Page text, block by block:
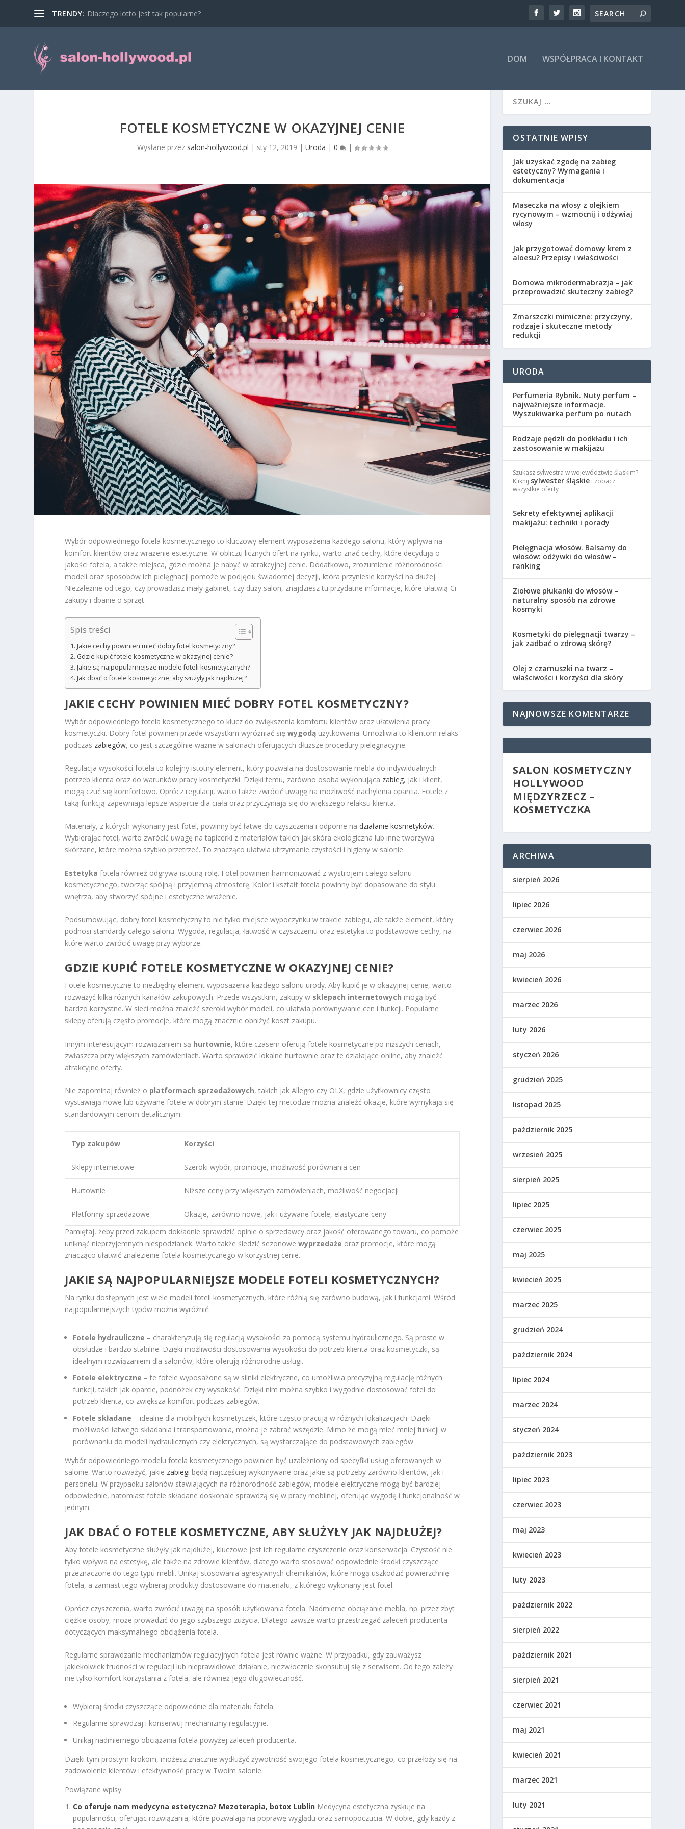
TRENDY: Dlaczego lotto jest tak popularne?
DOM WSPÓŁPRACA I KONTAKT
FOTELE KOSMETYCZNE W OKAZYJNEJ CENIE
Wysłane przez salon-hollywood.pl | sty 12, 2019 | Uroda | 0 |
Wybór odpowiedniego fotela kosmetycznego to kluczowy element wyposażenia każdego salonu, który wpływa na
komfort klientów oraz wrażenie estetyczne. W obliczu licznych ofert na rynku, warto znać cechy, które decydują o
jakości fotela, a także miejsca, gdzie można je nabyć w atrakcyjnej cenie. Dodatkowo, zrozumienie różnorodności
modeli oraz sposobów ich pielęgnacji pomoże w podjęciu świadomej decyzji, która przyniesie korzyści na dłużej.
Niezależnie od tego, czy prowadzisz mały gabinet, czy duży salon, znajdziesz tu przydatne informacje, które ułatwią Ci
zakupy i dbanie o sprzęt.
Spis treści
Jakie cechy powinien mieć dobry fotel kosmetyczny?
Gdzie kupić fotele kosmetyczne w okazyjnej cenie?
Jakie są najpopularniejsze modele foteli kosmetycznych?
Jak dbać o fotele kosmetyczne, aby służyły jak najdłużej?
JAKIE CECHY POWINIEN MIEĆ DOBRY FOTEL KOSMETYCZNY?
Wybór odpowiedniego fotela kosmetycznego to klucz do zwiększenia komfortu klientów oraz ułatwienia pracy
kosmetyczki. Dobry fotel powinien przede wszystkim wyróżniać sięwygodą użytkowania. Umożliwia to klientom relaks
podczas zabiegów, co jest szczególnie ważne w salonach oferujących dłuższe procedury pielęgnacyjne.
Regulacja wysokości fotela to kolejny istotny element, który pozwala na dostosowanie mebla do indywidualnych
potrzeb klienta oraz do warunków pracy kosmetyczki. Dzięki temu, zarówno osoba wykonująca zabieg, jak i klient,
mogą czuć się komfortowo. Oprócz regulacji, warto także zwrócić uwagę na możliwość nachylenia oparcia. Fotele z
taką funkcją zapewniają lepsze wsparcie dla ciała oraz przyczyniają się do większego relaksu klienta.
Materiały, z których wykonany jest fotel, powinny być łatwe do czyszczenia i odporne na działanie kosmetyków.
Wybierając fotel, warto zwrócić uwagę na tapicerki z materiałów takich jak skóra ekologiczna lub inne tworzywa
skórzane, które można szybko przetrzeć. To znacząco ułatwia utrzymanie czystości i higieny w salonie.
Estetyka fotela również odgrywa istotną rolę. Fotel powinien harmonizować z wystrojem całego salonu
kosmetycznego, tworząc spójną i przyjemną atmosferę. Kolor i kształt fotela powinny być dopasowane do stylu
wnętrza, aby stworzyć spójne i estetyczne wrażenie.
Podsumowując, dobry fotel kosmetyczny to nie tylko miejsce wypoczynku w trakcie zabiegu, ale także element, który
podnosi standardy całego salonu. Wygoda, regulacja, łatwość w czyszczeniu oraz estetyka to podstawowe cechy, na
które warto zwrócić uwagę przy wyborze.
GDZIE KUPIĆ FOTELE KOSMETYCZNE W OKAZYJNEJ CENIE?
Fotele kosmetyczne to niezbędny element wyposażenia każdego salonu urody. Aby kupić je w okazyjnej cenie, warto
rozważyć kilka różnych kanałów zakupowych. Przede wszystkim, zakupy w sklepach internetowych mogą być
bardzo korzystne. W sieci można znaleźć szeroki wybór modeli, co ułatwia porównywanie cen i funkcji. Popularne
sklepy oferują często promocje, które mogą znacznie obniżyć koszt zakupu.
Innym interesującym rozwiązaniem są hurtownie, które czasem oferują fotele kosmetyczne po niższych cenach,
zwłaszcza przy większych zamówieniach. Warto sprawdzić lokalne hurtownie oraz te działające online, aby znaleźć
atrakcyjne oferty.
Nie zapominaj również o platformach sprzedażowych, takich jak Allegro czy OLX, gdzie użytkownicy często
wystawiają nowe lub używane fotele w dobrym stanie. Dzięki tej metodzie można znaleźć okazje, które wymykają się
standardowym cenom detalicznym.
Typ zakupów Korzyści
Sklepy internetowe Szeroki wybór, promocje, możliwość porównania cen
Hurtownie Niższe ceny przy większych zamówieniach, możliwość negocjacji
Platformy sprzedażowe
Okazje, zarówno nowe, jak i używane fotele, elastyczne ceny
Pamiętaj, żeby przed zakupem dokładnie sprawdzić opinie o sprzedawcy oraz jakość oferowanego towaru, co pomoże
uniknąć nieprzyjemnych niespodzianek. Warto także śledzić sezonowewyprzedaże oraz promocje, które mogą
znacząco ułatwić znalezienie fotela kosmetycznego w korzystnej cenie.
JAKIE SĄ NAJPOPULARNIEJSZE MODELE FOTELI KOSMETYCZNYCH?
Na rynku dostępnych jest wiele modeli foteli kosmetycznych, które różnią się zarówno budową, jak i funkcjami. Wśród
najpopularniejszych typów można wyróżnić:
Fotele hydrauliczne – charakteryzują się regulacją wysokości za pomocą systemu hydraulicznego. Są proste w
obsłudze i bardzo stabilne. Dzięki możliwości dostosowania wysokości do potrzeb klienta oraz kosmetyczki, są
idealnym rozwiązaniem dla salonów, które oferują różnorodne usługi.
Fotele elektryczne – te fotele wyposażone są w silniki elektryczne, co umożliwia precyzyjną regulację różnych
funkcji, takich jak oparcie, podnóżek czy wysokość. Dzięki nim można szybko i wygodnie dostosować fotel do
potrzeb klienta, co zwiększa komfort podczas zabiegów.
Fotele składane – idealne dla mobilnych kosmetyczek, które często pracują w różnych lokalizacjach. Dzięki
możliwości łatwego składania i transportowania, można je zabrać wszędzie. Mimo że mogą mieć mniej funkcji w
porównaniu do modeli hydraulicznych czy elektrycznych, są wystarczające do podstawowych zabiegów.
Wybór odpowiedniego modelu fotela kosmetycznego powinien być uzależniony od specyfiki usług oferowanych w
salonie. Warto rozważyć, jakie zabiegi będą najczęściej wykonywane oraz jakie są potrzeby zarówno klientów, jak i
personelu. W przypadku salonów stawiających na różnorodność zabiegów, modele elektryczne mogą być bardziej
odpowiednie, natomiast fotele składane doskonale sprawdzą się w pracy mobilnej, oferując wygodę i funkcjonalność w
jednym.
JAK DBAĆ O FOTELE KOSMETYCZNE, ABY SŁUŻYŁY JAK NAJDŁUŻEJ?
Aby fotele kosmetyczne służyły jak najdłużej, kluczowe jest ich regularne czyszczenie oraz konserwacja. Czystość nie
tylko wpływa na estetykę, ale także na zdrowie klientów, dlatego warto stosować odpowiednie środki czyszczące
przeznaczone do tego typu mebli. Unikaj stosowania agresywnych chemikaliów, które mogą uszkodzić powierzchnię
fotela, a zamiast tego wybieraj produkty dostosowane do materiału, z którego wykonany jest fotel.
Oprócz czyszczenia, warto zwrócić uwagę na sposób użytkowania fotela. Nadmierne obciążanie mebla, np. przez zbyt
ciężkie osoby, może prowadzić do jego szybszego zużycia. Dlatego zawsze warto przestrzegać zaleceń producenta
dotyczących maksymalnego obciążenia fotela.
Regularne sprawdzanie mechanizmów regulacyjnych fotela jest równie ważne. W przypadku, gdy zauważysz
jakiekolwiek trudności w regulacji lub nieprawidłowe działanie, niezwłocznie skonsultuj się z serwisem. Od tego zależy
nie tylko komfort korzystania z fotela, ale również jego długowieczność.
Wybieraj środki czyszczące odpowiednie dla materiału fotela.
Regularnie sprawdzaj i konserwuj mechanizmy regulacyjne.
Unikaj nadmiernego obciążania fotela powyżej zaleceń producenta.
Dzięki tym prostym krokom, możesz znacznie wydłużyć żywotność swojego fotela kosmetycznego, co przełoży się na
zadowolenie klientów i efektywność pracy w Twoim salonie.
Powiązane wpisy:
Co oferuje nam medycyna estetyczna? Mezoterapia, botox Lublin Medycyna estetyczna zyskuje na
popularności, oferując rozwiązania, które pozwalają na poprawę wyglądu oraz samopoczucia. W dobie, gdy każdy z
OSTATNIE WPISY
Jak uzyskać zgodę na zabieg
estetyczny? Wymagania i
dokumentacja
Maseczka na włosy z olejkiem
rycynowym – wzmocnij i odżywiaj
włosy
Jak przygotować domowy krem z
aloesu? Przepisy i właściwości
Domowa mikrodermabrazja – jak
przeprowadzić skuteczny zabieg?
Zmarszczki mimiczne: przyczyny,
rodzaje i skuteczne metody
redukcji
URODA
Perfumeria Rybnik. Nuty perfum –
najważniejsze informacje.
Wyszukiwarka perfum po nutach
Rodzaje pędzli do podkładu i ich
zastosowanie w makijażu
Szukasz sylwestra w województwie śląskim?
Kliknij sylwester śląskie i zobacz
wszystkie oferty
Sekrety efektywnej aplikacji
makijażu: techniki i porady
Pielęgnacja włosów. Balsamy do
włosów: odżywki do włosów –
ranking
Ziołowe płukanki do włosów –
naturalny sposób na zdrowe
kosmyki
Kosmetyki do pielęgnacji twarzy –
jak zadbać o zdrową skórę?
Olej z czarnuszki na twarz –
właściwości i korzyści dla skóry
NAJNOWSZE KOMENTARZE
SALON KOSMETYCZNY
HOLLYWOOD
MIĘDZYRZECZ –
KOSMETYCZKA
ARCHIWA
sierpień 2026
lipiec 2026
czerwiec 2026
maj 2026
kwiecień 2026
marzec 2026
luty 2026
styczeń 2026
grudzień 2025
listopad 2025
październik 2025
wrzesień 2025
sierpień 2025
lipiec 2025
czerwiec 2025
maj 2025
kwiecień 2025
marzec 2025
grudzień 2024
październik 2024
lipiec 2024
marzec 2024
styczeń 2024
październik 2023
lipiec 2023
czerwiec 2023
maj 2023
kwiecień 2023
luty 2023
październik 2022
sierpień 2022
październik 2021
sierpień 2021
czerwiec 2021
maj 2021
kwiecień 2021
marzec 2021
luty 2021